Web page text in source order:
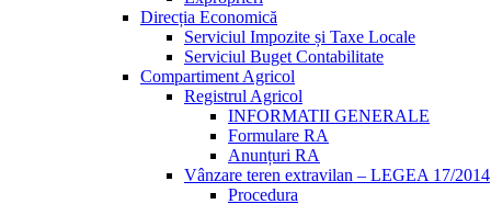
Direcția Economică
Serviciul Impozite și Taxe Locale
Serviciul Buget Contabilitate
Compartiment Agricol
Registrul Agricol
INFORMATII GENERALE
Formulare RA
Anunțuri RA
Vânzare teren extravilan – LEGEA 17/2014
Procedura